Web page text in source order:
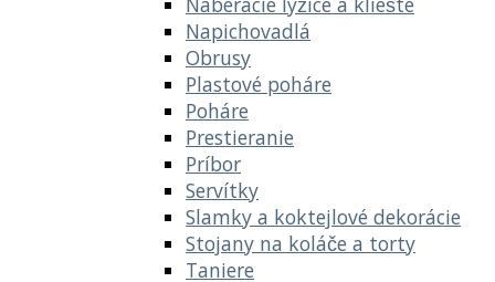
Napichovadlá
Obrusy
Plastové poháre
Poháre
Prestieranie
Príbor
Servítky
Slamky a koktejlové dekorácie
Stojany na koláče a torty
Taniere